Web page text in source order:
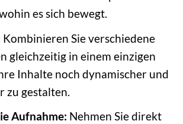
es sich bewegt.
Kombinieren Sie verschiedene
gleichzeitig in einem einzigen
Inhalte noch dynamischer und
gestalten.
Aufnahme: Nehmen Sie direkt